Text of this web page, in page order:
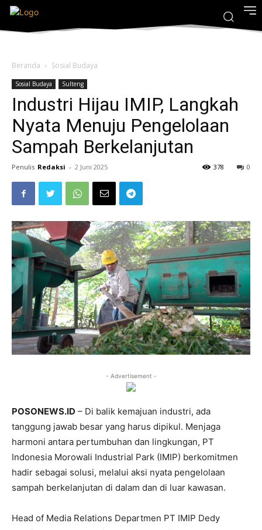
Beranda Sosial Budaya
Sosial Budaya Sulteng
Industri Hijau IMIP, Langkah
Nyata Menuju Pengelolaan
Sampah Berkelanjutan
Penulis Redaksi - 2 Juni 2025 0
378
- Advertisement -
POSONEWS.ID – Di balik kemajuan industri, ada
tanggung jawab besar yang harus dipikul. Menjaga
harmoni antara pertumbuhan dan lingkungan, PT
Indonesia Morowali Industrial Park (IMIP) berkomitmen
hadir sebagai solusi, melalui aksi nyata pengelolaan
sampah berkelanjutan di dalam dan di luar kawasan.
Head of Media Relations Departmen PT IMIP Dedy